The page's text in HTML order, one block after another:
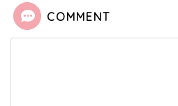
COMMENT